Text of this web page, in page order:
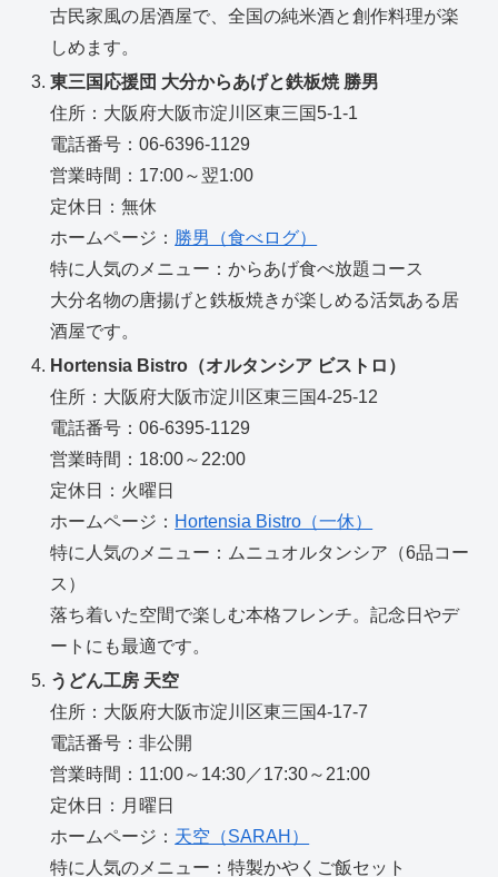
古民家風の居酒屋で、全国の純米酒と創作料理が楽
しめます。
東三国応援団 大分からあげと鉄板焼 勝男
住所：大阪府大阪市淀川区東三国5-1-1
電話番号：06-6396-1129
営業時間：17:00～翌1:00
定休日：無休
ホームページ： 勝男（食べログ）
特に人気のメニュー：からあげ食べ放題コース
大分名物の唐揚げと鉄板焼きが楽しめる活気ある居
酒屋です。
Hortensia Bistro（オルタンシア ビストロ）
住所：大阪府大阪市淀川区東三国4-25-12
電話番号：06-6395-1129
営業時間：18:00～22:00
定休日：火曜日
ホームページ： Hortensia Bistro（一休）
特に人気のメニュー：ムニュオルタンシア（6品コー
ス）
落ち着いた空間で楽しむ本格フレンチ。記念日やデ
ートにも最適です。
うどん工房 天空
住所：大阪府大阪市淀川区東三国4-17-7
電話番号：非公開
営業時間：11:00～14:30／17:30～21:00
定休日：月曜日
ホームページ： 天空（SARAH）
特に人気のメニュー：特製かやくご飯セット